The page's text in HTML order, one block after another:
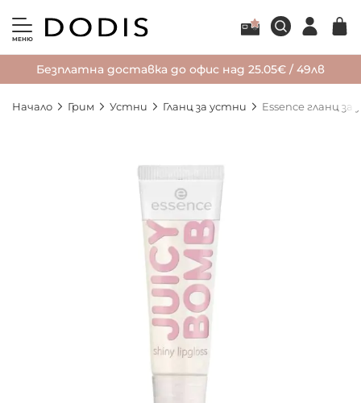
МЕНЮ
Безплатна доставка до офис над 25.05€ / 49лв
Начало Грим Устни Гланц за устни Essence гланц